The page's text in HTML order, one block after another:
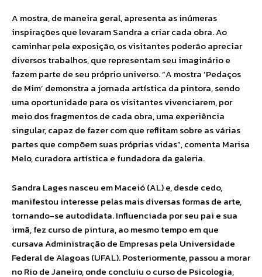
A mostra, de maneira geral, apresenta as inúmeras
inspirações que levaram Sandra a criar cada obra. Ao
caminhar pela exposição, os visitantes poderão apreciar
diversos trabalhos, que representam seu imaginário e
fazem parte de seu próprio universo. “A mostra ‘Pedaços
de Mim’ demonstra a jornada artística da pintora, sendo
uma oportunidade para os visitantes vivenciarem, por
meio dos fragmentos de cada obra, uma experiência
singular, capaz de fazer com que reflitam sobre as várias
partes que compõem suas próprias vidas”, comenta Marisa
Melo, curadora artística e fundadora da galeria.
Sandra Lages nasceu em Maceió (AL) e, desde cedo,
manifestou interesse pelas mais diversas formas de arte,
tornando-se autodidata. Influenciada por seu pai e sua
irmã, fez curso de pintura, ao mesmo tempo em que
cursava Administração de Empresas pela Universidade
Federal de Alagoas (UFAL). Posteriormente, passou a morar
no Rio de Janeiro, onde concluiu o curso de Psicologia,